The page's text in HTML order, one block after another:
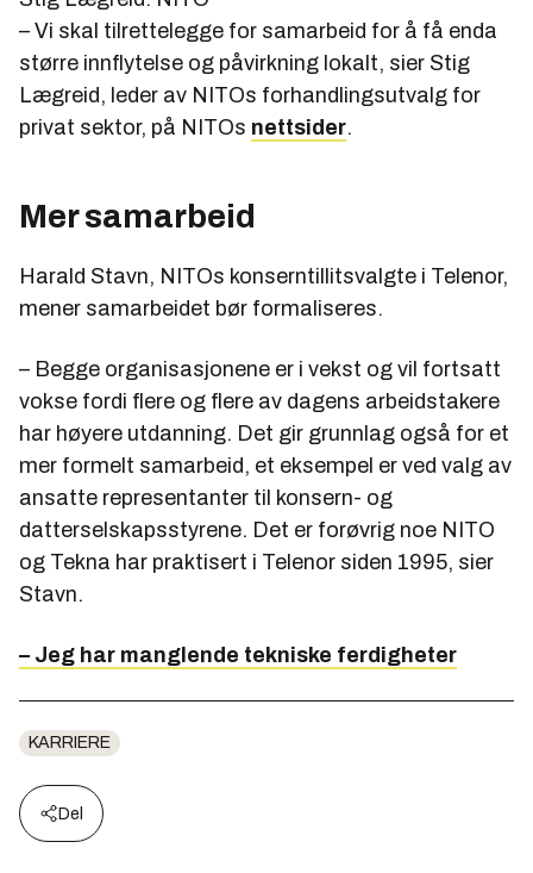
– Vi skal tilrettelegge for samarbeid for å få enda
større innflytelse og påvirkning lokalt, sier Stig
Lægreid, leder av NITOs forhandlingsutvalg for
privat sektor, på NITOs nettsider.
Mer samarbeid
Harald Stavn, NITOs konserntillitsvalgte i Telenor,
mener samarbeidet bør formaliseres.
– Begge organisasjonene er i vekst og vil fortsatt
vokse fordi flere og flere av dagens arbeidstakere
har høyere utdanning. Det gir grunnlag også for et
mer formelt samarbeid, et eksempel er ved valg av
ansatte representanter til konsern- og
datterselskapsstyrene. Det er forøvrig noe NITO
og Tekna har praktisert i Telenor siden 1995, sier
Stavn.
– Jeg har manglende tekniske ferdigheter
KARRIERE
Del